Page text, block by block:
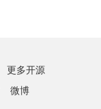
更多开源
微博